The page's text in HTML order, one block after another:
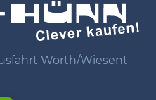
Wörth/Wiesent